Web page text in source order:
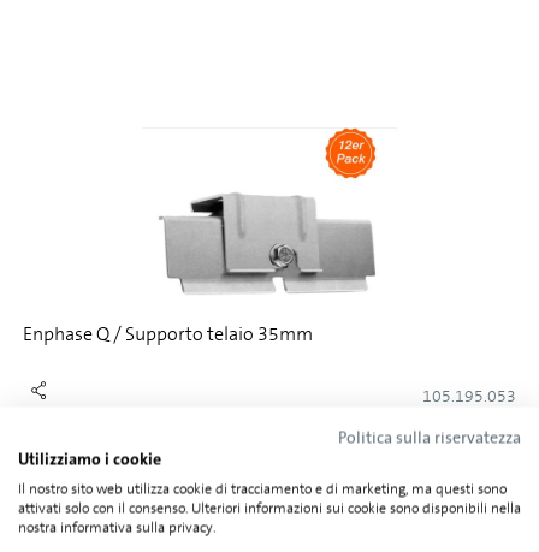
Enphase Q / Supporto telaio 35mm
105.195.053
Politica sulla riservatezza
Utilizziamo i cookie
Il nostro sito web utilizza cookie di tracciamento e di marketing, ma questi sono
attivati solo con il consenso. Ulteriori informazioni sui cookie sono disponibili nella
nostra informativa sulla privacy.